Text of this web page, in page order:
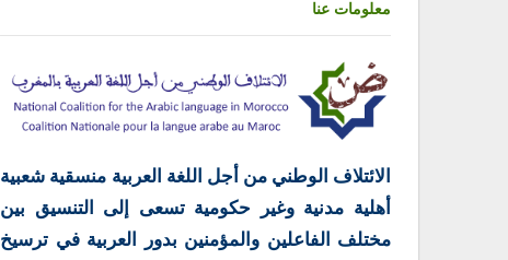
معلومات عنا
الائتلاف الوطني من أجل اللغة العربية منسقية شعبية
أهلية مدنية وغير حكومية تسعى إلى التنسيق بين
مختلف الفاعلين والمؤمنين بدور العربية في ترسيخ